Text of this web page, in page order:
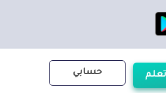
حسابي